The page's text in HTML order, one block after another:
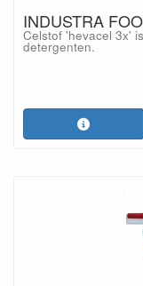
INDUSTRA
Celstof 'hevacel 3x'
detergenten.